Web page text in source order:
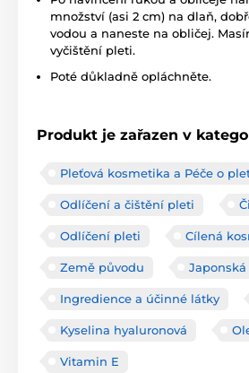
množství (asi 2 cm) na dlaň,
vodou a naneste na obličej.
vyčištění pleti.
Poté důkladně opláchněte.
Produkt je zařazen v
Pleťová kosmetika a Péče o
Odlíčení a čištění pleti
Odlíčení pleti Cílená
Země původu
Ingredience a účinné látky
Kyselina hyaluronová
Vitamin E